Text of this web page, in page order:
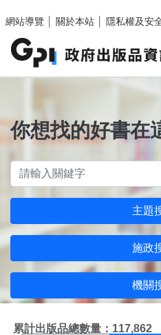
網站導覽
關於本站 隱私權及安
你想找的好書在
主題
施政
機關
累計出版品總數量：117,862
施政搜尋結